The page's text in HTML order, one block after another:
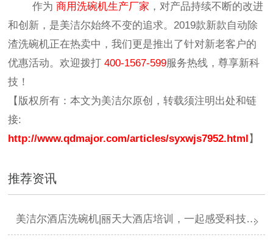
作为商用洗碗机生产厂家 ，对产品持续不断的改进
和创新，是美洁尔始终不变的追求。2019款新款自动除
渣洗碗机正在热卖中，我们更是推出了针对新老客户的
优惠活动。欢迎拨打400-1567-599服务热线，尊享新科
技！
【版权所有：本文为美洁尔原创，转载须注明出处和链
接:
http://www.qdmajor.com/articles/syxwjs7952.html 】
推荐资讯
美洁尔酒店洗碗机|丽天大酒店培训，一起感受科技力量